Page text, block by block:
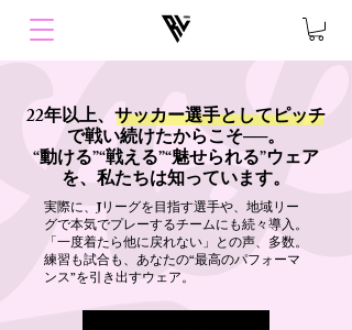
22年以上、サッカー選手としてピッチ
で戦い続けたからこそ──。
“動ける”“戦える”“魅せられる”ウェア
を、私たちは知っています。
実際に、Jリーグを目指す選手や、地域リー
グで本気でプレーするチームにも続々導入。
「一度着たら他に戻れない」との声、多数。
練習も試合も、あなたの“最高のパフォーマ
ンス”を引き出すウェア。